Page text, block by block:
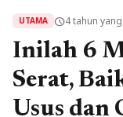
UTAMA schedule4 tahun
Inilah 6
Serat,
Usus dan